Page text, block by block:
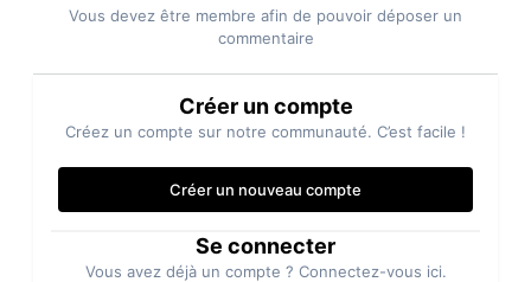
Vous devez être membre afin de pouvoir déposer un
commentaire
Créer un compte
Créez un compte sur notre communauté. C’est facile !
Créer un nouveau compte
Se connecter
Vous avez déjà un compte ? Connectez-vous ici.